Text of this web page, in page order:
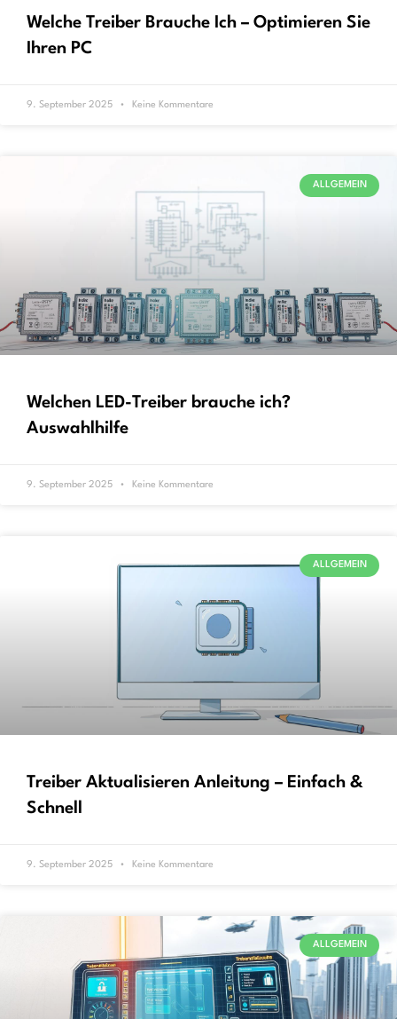
Welche Treiber Brauche Ich – Optimieren Sie
Ihren PC
9. September 2025 Keine Kommentare
ALLGEMEIN
Welchen LED-Treiber brauche ich?
Auswahlhilfe
9. September 2025 Keine Kommentare
ALLGEMEIN
Treiber Aktualisieren Anleitung – Einfach &
Schnell
9. September 2025 Keine Kommentare
ALLGEMEIN